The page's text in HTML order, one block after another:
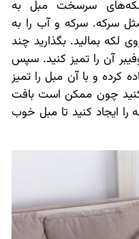
سرسخت مبل به
سرکه. سرکه و آب را به
لکه بمالید. بگذارید چند
آن را تمیز کنید. سپس
کرده و با آن مبل را تمیز
چون ممکن است بافت
ایجاد کنید تا مبل خوب